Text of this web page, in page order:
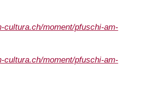
cultura.ch/moment/pfuschi-am-
cultura.ch/moment/pfuschi-am-